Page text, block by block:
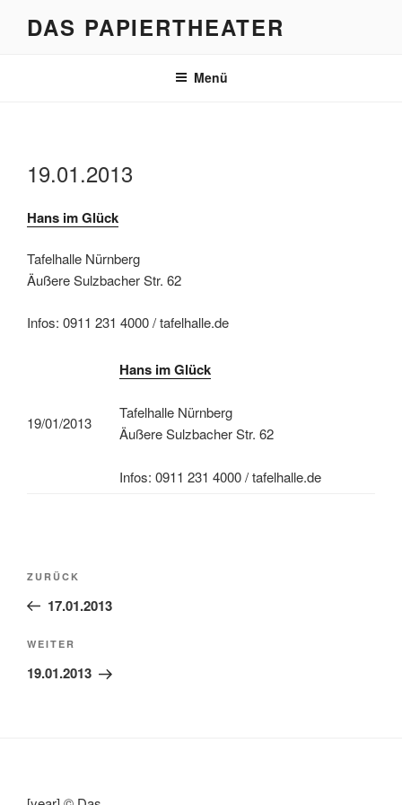
DAS PAPIERTHEATER
Menü
19.01.2013
Hans im Glück
Tafelhalle Nürnberg
Äußere Sulzbacher Str. 62
Infos: 0911 231 4000 / tafelhalle.de
19/01/2013
Hans im Glück
Tafelhalle Nürnberg
Äußere Sulzbacher Str. 62
Infos: 0911 231 4000 / tafelhalle.de
Beitragsnavigation
Vorheriger
Beitrag
ZURÜCK
17.01.2013
Nächster
Beitrag
WEITER
19.01.2013